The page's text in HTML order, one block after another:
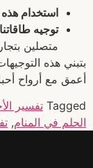
استخدام
توجيه
متصلين
بتبني هذه
أعمق مع أرواح
Tagged تفسير
الحلم في المنام,